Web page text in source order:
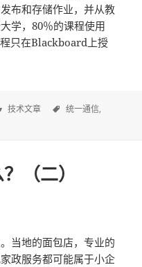
布和存储作业，并从教
学，80％的课程使用
只在Blackboard上授
技术文章
统一通信
（二）
当地的面包店，专业的
政服务都可能属于小企